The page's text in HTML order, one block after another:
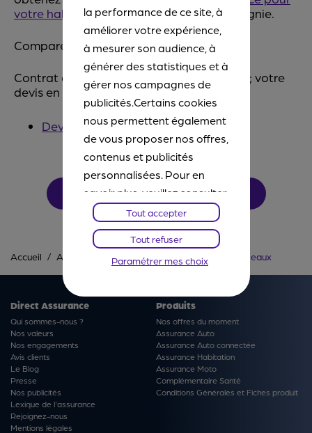
votre habitationétablie par notre compagnie.
Comparez dès à présent.
Contrat assurance multirisque habitation ; votre
devis en ligne maintenant :
Devis assurance habitation
DEVIS EN LIGNE
Accueil Assurance habitation Garantie degat des eaux
Direct Assurance
Qui sommes-nous ?
Nos valeurs
Nos engagements
Avis clients
Le Blog
Presse
Nos publicités
Lexique de l'assurance
Rejoignez-nous
Mentions légales
Produits
Nos offres du moment
Assurance Auto
Assurance Auto connectée
Assurance Habitation
Assurance Moto
Complémentaire Santé
Conditions Générales et Fiches produit
la performance de ce site, à
améliorer votre expérience,
à mesurer son audience, à
générer des statistiques et à
gérer nos campagnes de
publicités.Certains cookies
nous permettent également
de vous proposer nos offres,
contenus et publicités
personnalisées. Pour en
savoir plus, veuillez consulter
notre
Chartes Cookies
. Vous
pourrez à tout moment
paramétrer vos choix et
refuser certains cookies.
Tout accepter
Tout refuser
Paramétrer mes choix